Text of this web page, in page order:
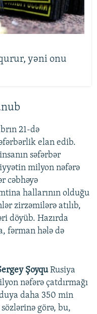
yəni onu
21-də
elan edib.
səfərbər
milyon nəfərə
cəbhəyə
hallarının olduğu
zirzəmilərə atılıb,
döyüb. Hazırda
fərman hələ də
ŞoyquRusiya
nəfərə çatdırmağı
daha 350 min
görə, bu,